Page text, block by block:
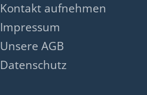
Kontakt aufnehmen
Impressum
Unsere AGB
Datenschutz